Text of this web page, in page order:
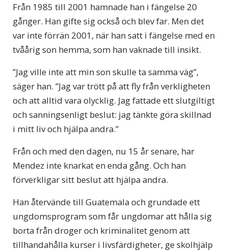
Från 1985 till 2001 hamnade han i fängelse 20
gånger. Han gifte sig också och blev far. Men det
var inte förrän 2001, när han satt i fängelse med en
tvåårig son hemma, som han vaknade till insikt.
”Jag ville inte att min son skulle ta samma väg”,
säger han. ”Jag var trött på att fly från verkligheten
och att alltid vara olycklig. Jag fattade ett slutgiltigt
och sanningsenligt beslut: jag tänkte göra skillnad
i mitt liv och hjälpa andra.”
Från och med den dagen, nu 15 år senare, har
Mendez inte knarkat en enda gång. Och han
förverkligar sitt beslut att hjälpa andra.
Han återvände till Guatemala och grundade ett
ungdomsprogram som får ungdomar att hålla sig
borta från droger och kriminalitet genom att
tillhandahålla kurser i livsfärdigheter, ge skolhjälp